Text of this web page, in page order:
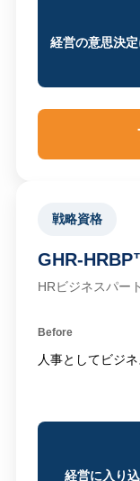
経営の意思決
戦略資格
GHR-
HRビジネスパー
Before
人事としてビジ
経営に入り